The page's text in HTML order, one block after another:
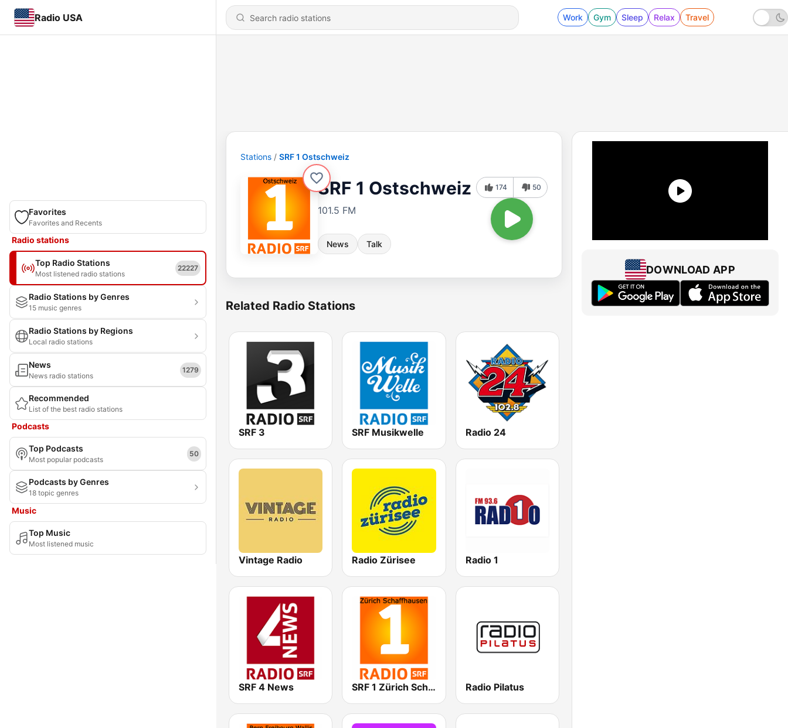
Radio USA Work Gym Sleep Relax Travel
Favorites
Favorites and Recents
Radio stations
Top Radio Stations
Most listened radio stations
22227
Radio Stations by Genres
15 music genres
Radio Stations by Regions
Local radio stations
News
News radio stations
1279
Recommended
List of the best radio stations
Podcasts
Top Podcasts
Most popular podcasts
50
Podcasts by Genres
18 topic genres
Music
Top Music
Most listened music
Stations SRF 1 Ostschweiz
SRF 1 Ostschweiz
101.5 FM
News Talk
174 50
Related Radio Stations
SRF 3 SRF Musikwelle Radio 24
Vintage Radio Radio Zürisee Radio 1
SRF 4 News SRF 1 Zürich Schaffhausen Radio Pilatus
DOWNLOAD APP